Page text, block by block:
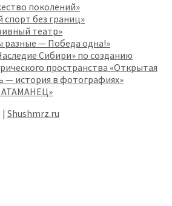
поколений»
без границ»
театр»
разные — Победа одна!»
Сибири» по созданию
пространства «Открытая
— история в фотографиях»
Shushmrz.ru